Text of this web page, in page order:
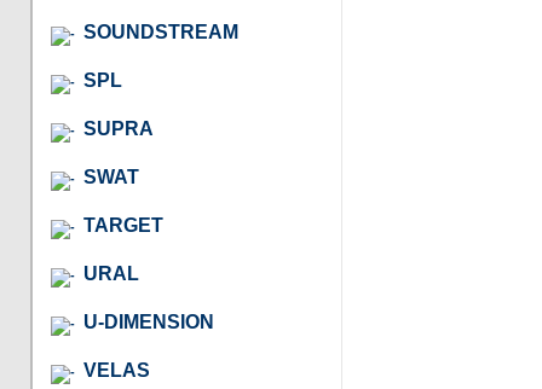
SOUNDSTREAM
SPL
SUPRA
SWAT
TARGET
URAL
U-DIMENSION
VELAS